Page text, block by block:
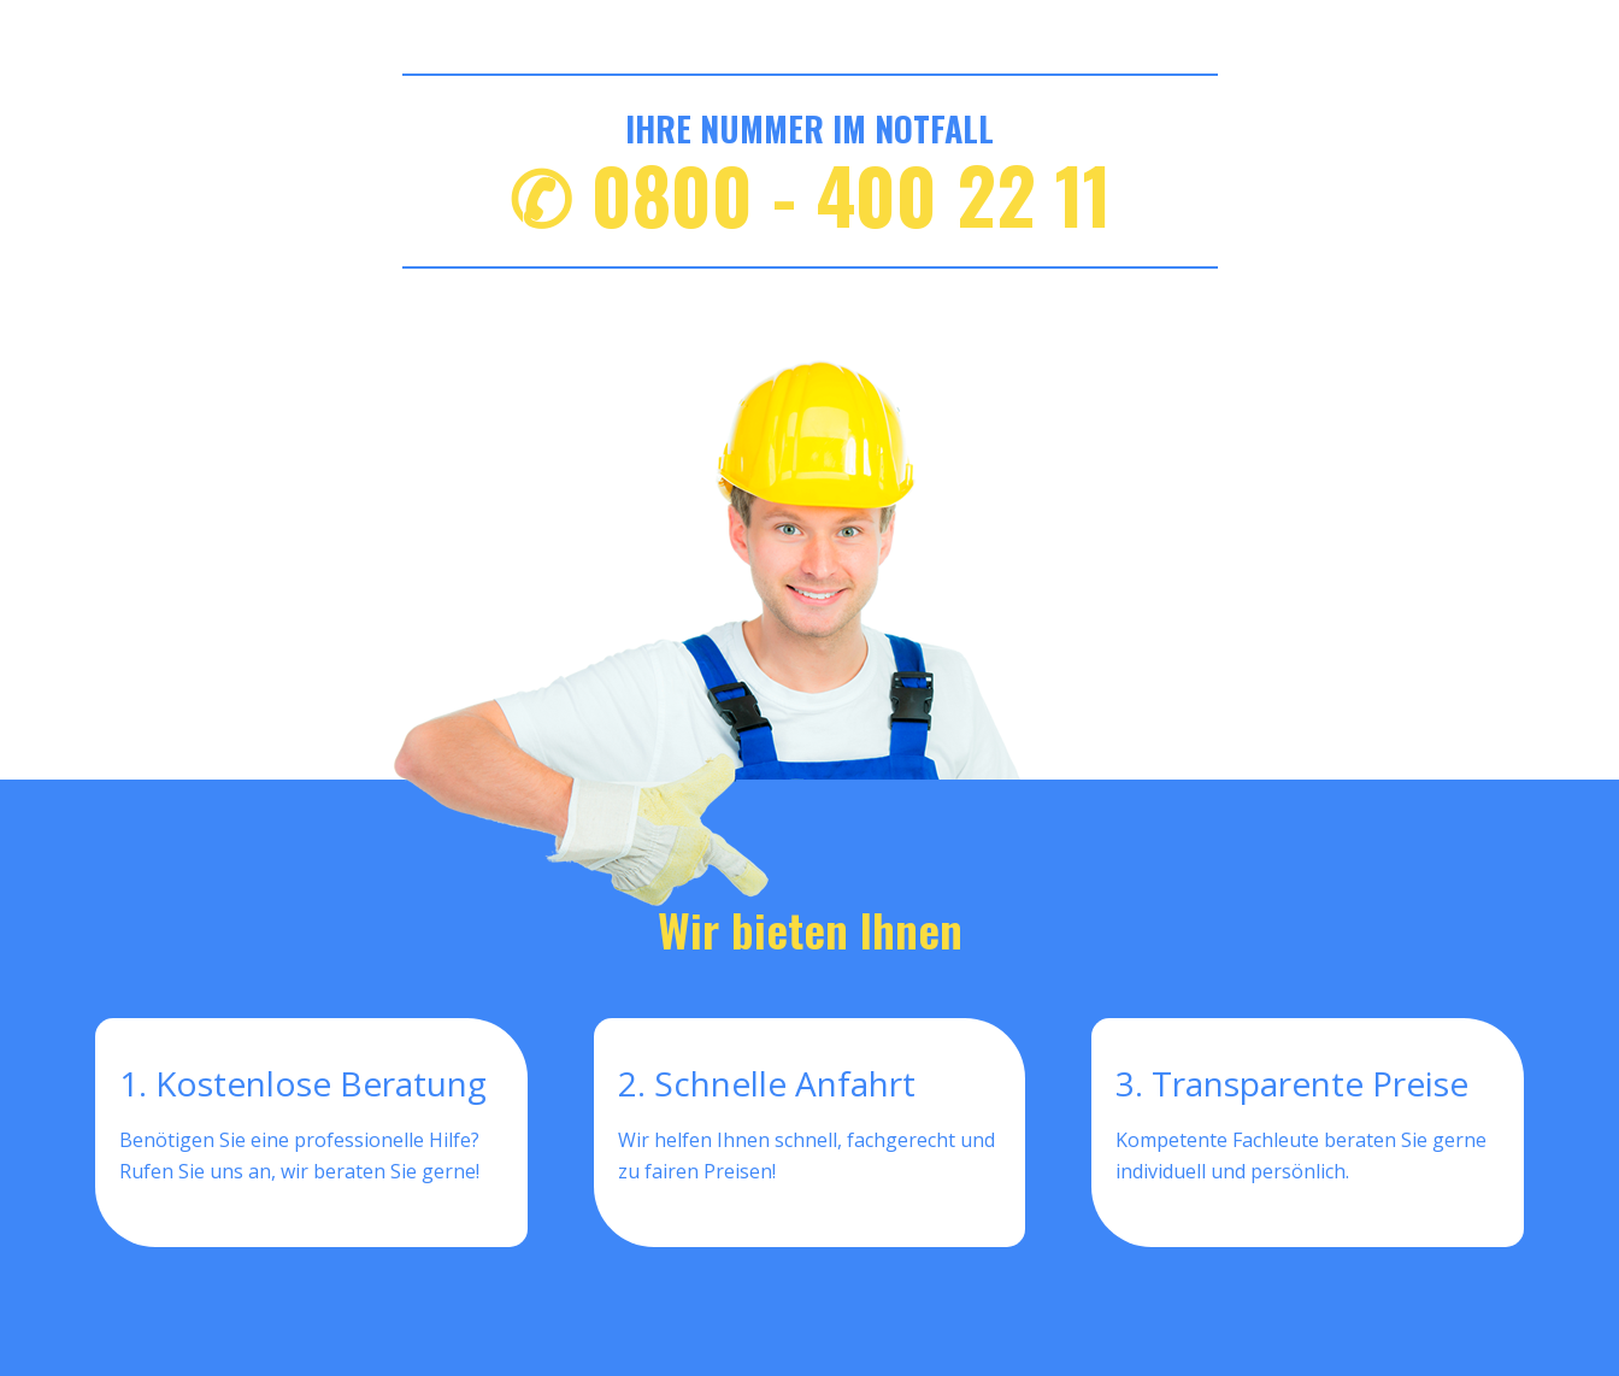
IHRE NUMMER IM NOTFALL
✆ 0800 - 400 22 11
Wir bieten Ihnen
1. Kostenlose Beratung
Benötigen Sie eine professionelle Hilfe?
Rufen Sie uns an, wir beraten Sie gerne!
2. Schnelle Anfahrt
Wir helfen Ihnen schnell, fachgerecht und
zu fairen Preisen!
3. Transparente Preise
Kompetente Fachleute beraten Sie gerne
individuell und persönlich.